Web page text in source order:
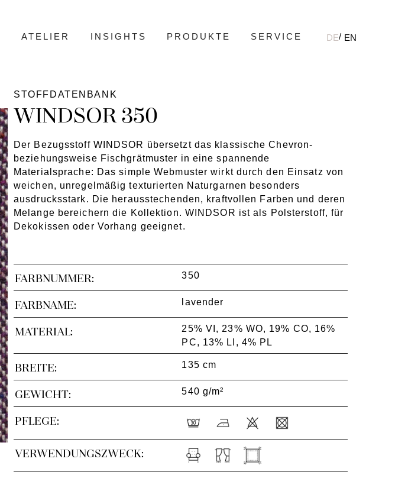
ATELIER INSIGHTS PRODUKTE SERVICE DE EN
STOFFDATENBANK
WINDSOR 350
Der Bezugsstoff WINDSOR übersetzt das klassische Chevron-
beziehungsweise Fischgrätmuster in eine spannende
Materialsprache: Das simple Webmuster wirkt durch den Einsatz von
weichen, unregelmäßig texturierten Naturgarnen besonders
ausdrucksstark. Die herausstechenden, kraftvollen Farben und deren
Melange bereichern die Kollektion. WINDSOR ist als Polsterstoff, für
Dekokissen oder Vorhang geeignet.
FARBNUMMER: 350
FARBNAME: lavender
MATERIAL:
25% VI, 23% WO, 19% CO, 16%
PC, 13% LI, 4% PL
BREITE: 135 cm
GEWICHT: 540 g/m²
PFLEGE:
VERWENDUNGSZWECK: